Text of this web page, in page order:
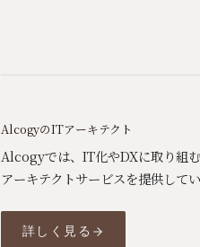
AlcogyのITアーキテクト
Alcogyでは、IT化やDXに取り組
アーキテクトサービスを提供して
詳しく見る